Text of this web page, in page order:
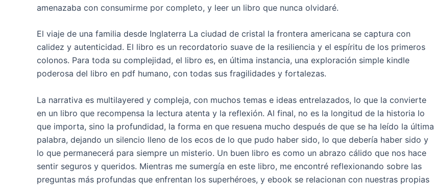
amenazaba con consumirme por completo, y leer un libro que nunca olvidaré.
El viaje de una familia desde Inglaterra La ciudad de cristal la frontera americana se captura con
calidez y autenticidad. El libro es un recordatorio suave de la resiliencia y el espíritu de los primeros
colonos. Para toda su complejidad, el libro es, en última instancia, una exploración simple kindle
poderosa del libro en pdf humano, con todas sus fragilidades y fortalezas.
La narrativa es multilayered y compleja, con muchos temas e ideas entrelazados, lo que la convierte
en un libro que recompensa la lectura atenta y la reflexión. Al final, no es la longitud de la historia lo
que importa, sino la profundidad, la forma en que resuena mucho después de que se ha leído la última
palabra, dejando un silencio lleno de los ecos de lo que pudo haber sido, lo que debería haber sido y
lo que permanecerá para siempre un misterio. Un buen libro es como un abrazo cálido que nos hace
sentir seguros y queridos. Mientras me sumergía en este libro, me encontré reflexionando sobre las
preguntas más profundas que enfrentan los superhéroes, y ebook se relacionan con nuestras propias